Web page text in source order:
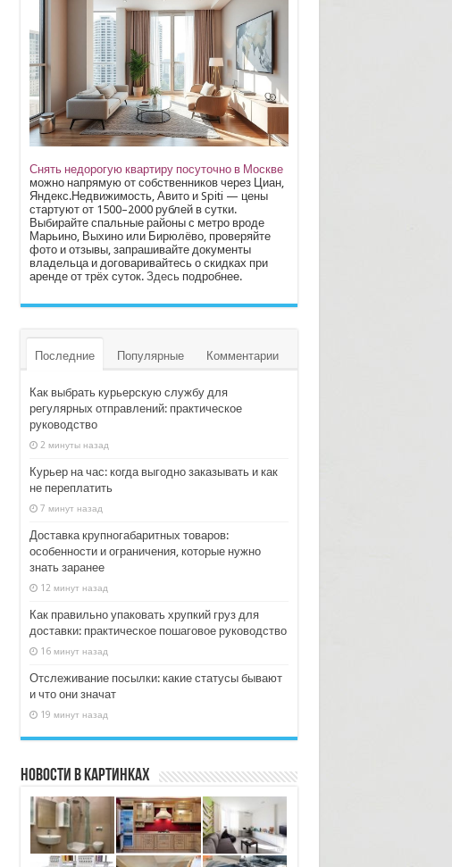
Снять недорогую квартиру посуточно в Москве
можно напрямую от собственников через Циан,
Яндекс.Недвижимость, Авито и Spiti — цены
стартуют от 1500–2000 рублей в сутки.
Выбирайте спальные районы с метро вроде
Марьино, Выхино или Бирюлёво, проверяйте
фото и отзывы, запрашивайте документы
владельца и договаривайтесь о скидках при
аренде от трёх суток. Здесьподробнее.
Последние Популярные Комментарии
Как выбрать курьерскую службу для
регулярных отправлений: практическое
руководство
2 минуты назад
Курьер на час: когда выгодно заказывать и как
не переплатить
7 минут назад
Доставка крупногабаритных товаров:
особенности и ограничения, которые нужно
знать заранее
12 минут назад
Как правильно упаковать хрупкий груз для
доставки: практическое пошаговое руководство
16 минут назад
Отслеживание посылки: какие статусы бывают
и что они значат
19 минут назад
Новости в картинках